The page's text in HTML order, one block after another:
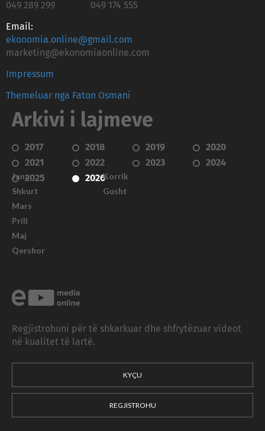
049 289 299
049 174 555
Email:
ekonomia.online@gmail.com
marketing@ekonomiaonline.com
Impressum
Themeluar nga Faton Osmani
Arkivi i lajmeve
2017 2018 2019
2020
2021
2022 2023
2024
2025
2026
Janar
Shkurt
Mars
Prill
Maj
Qershor
Korrik
Gusht
Regjistrohuni për të shkarkuar dhe shfrytëzuar videot
në kualitet të lartë.
KYÇU
REGJISTROHU